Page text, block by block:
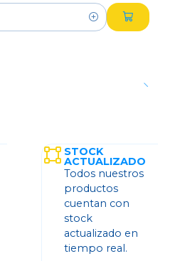
STOCK
ACTUALIZADO
Todos nuestros
productos
cuentan con
stock
actualizado en
tiempo real.